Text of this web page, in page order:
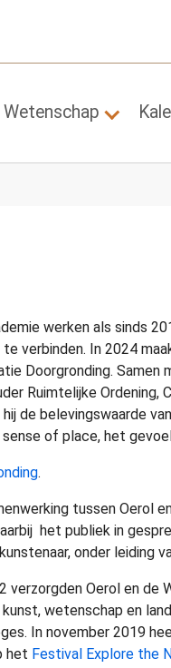
for "Thema's"
Wetenschap
werken als sinds
verbinden. In 2024
Doorgronding. Samen
Ruimtelijke Ordening,
de belevingswaarde
of place, het
.
tussen Oerol
het publiek in
onder leiding
verzorgden Oerol en de
wetenschap en
In november 2019
het Festival Explore the